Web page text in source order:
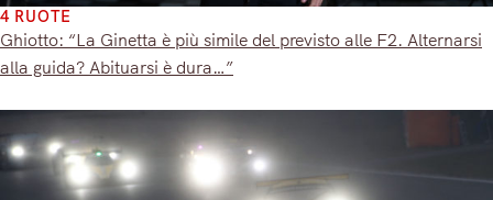
4 RUOTE
Ghiotto: “La Ginetta è più simile del previsto alle F2. Alternarsi
alla guida? Abituarsi è dura…”